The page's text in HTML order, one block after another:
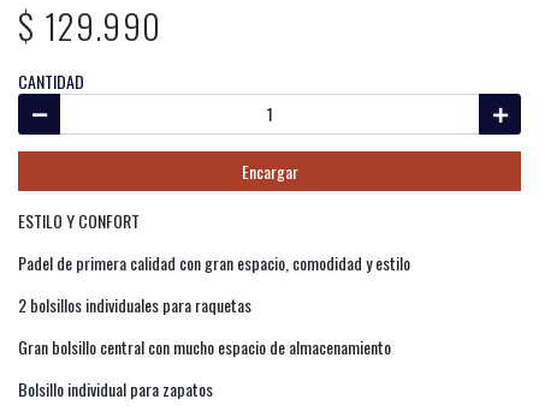
$ 129.990
CANTIDAD
Encargar
ESTILO Y CONFORT
Padel de primera calidad con gran espacio, comodidad y estilo
2 bolsillos individuales para raquetas
Gran bolsillo central con mucho espacio de almacenamiento
Bolsillo individual para zapatos